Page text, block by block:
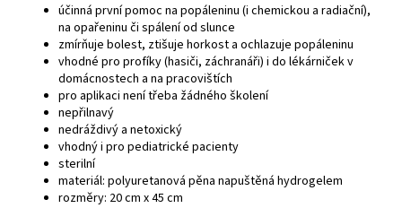
účinná první pomoc na popáleninu (i chemickou a radiační),
na opařeninu či spálení od slunce
zmírňuje bolest, ztišuje horkost a ochlazuje popáleninu
vhodné pro profíky (hasiči, záchranáři) i do lékárniček v
domácnostech a na pracovištích
pro aplikaci není třeba žádného školení
nepřilnavý
nedráždivý a netoxický
vhodný i pro pediatrické pacienty
sterilní
materiál: polyuretanová pěna napuštěná hydrogelem
rozměry: 20 cm x 45 cm